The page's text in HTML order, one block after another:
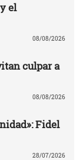
el
08/08/2026
culpar a
08/08/2026
Fidel
28/07/2026